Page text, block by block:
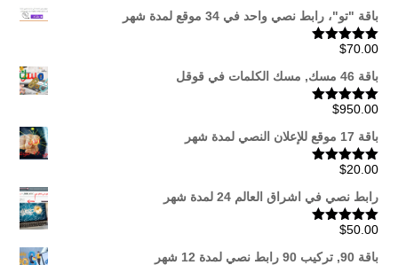
باقة "تو"، رابط نصي واحد في 34 موقع لمدة شهر
تم التقييم
$70.00
باقة 46 مسك, مسك الكلمات في قوقل
تم التقييم
$950.00
باقة 17 موقع للإعلان النصي لمدة شهر
تم التقييم
$20.00
رابط نصي في اشراق العالم 24 لمدة شهر
تم التقييم
$50.00
باقة 90, تركيب 90 رابط نصي لمدة 12 شهر